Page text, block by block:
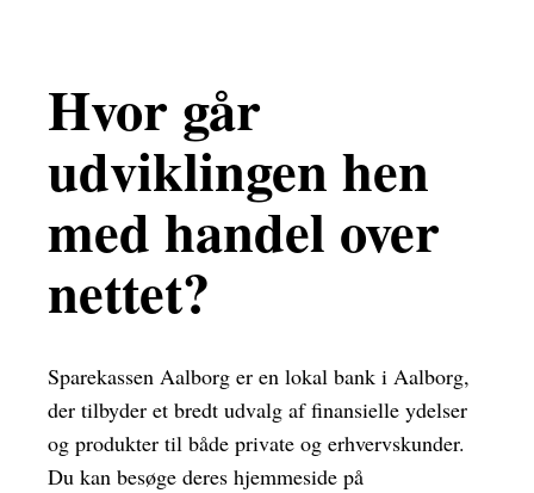
Hvor går
udviklingen hen
med handel over
nettet?
Sparekassen Aalborg er en lokal bank i Aalborg,
der tilbyder et bredt udvalg af finansielle ydelser
og produkter til både private og erhvervskunder.
Du kan besøge deres hjemmeside på